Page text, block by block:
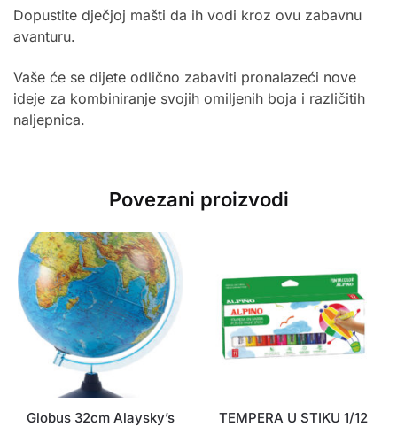
Dopustite dječjoj mašti da ih vodi kroz ovu zabavnu
avanturu.
Vaše će se dijete odlično zabaviti pronalazeći nove
ideje za kombiniranje svojih omiljenih boja i različitih
naljepnica.
Povezani proizvodi
Globus 32cm Alaysky’s
TEMPERA U STIKU 1/12